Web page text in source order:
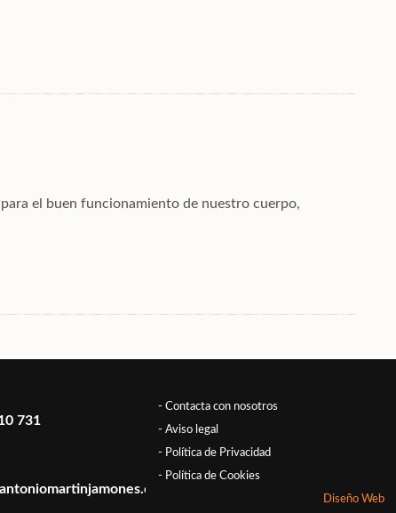
el buen funcionamiento de nuestro cuerpo,
731
- Contacta con nosotros
- Aviso legal
- Política de Privacidad
- Política de Cookies
Diseño Web